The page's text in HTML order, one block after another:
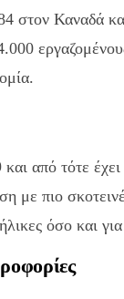
Καναδά
από τότε
με πιο
όσο και